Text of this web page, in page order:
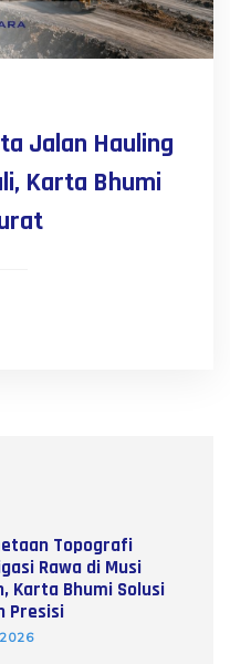
Jalan Hauling
Karta Bhumi
Topografi
Rawa di Musi
Karta Bhumi Solusi
Presisi